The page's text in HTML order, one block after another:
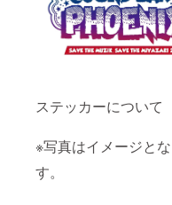
ステッカーについて
※写真はイメージと
す。